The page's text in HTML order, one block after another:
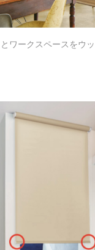
ワークスペースをウ